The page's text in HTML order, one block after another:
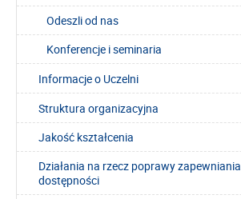
Odeszli od nas
Konferencje i seminaria
Informacje o Uczelni
Struktura organizacyjna
Jakość kształcenia
Działania na rzecz poprawy zapewniania
dostępności